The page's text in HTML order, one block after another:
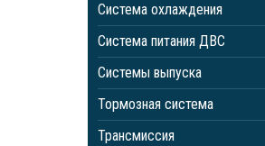
Система охлаждения
Система питания ДВС
Системы выпуска
Тормозная система
Трансмиссия